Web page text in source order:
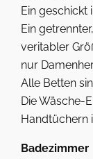
Ein geschickt
Ein
veritabler
nur
Alle Betten
Die Wäsche-
Handtüchern
Badezimmer